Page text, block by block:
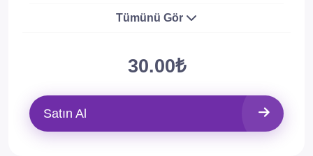
Tümünü Gör
30.00₺
Satın Al